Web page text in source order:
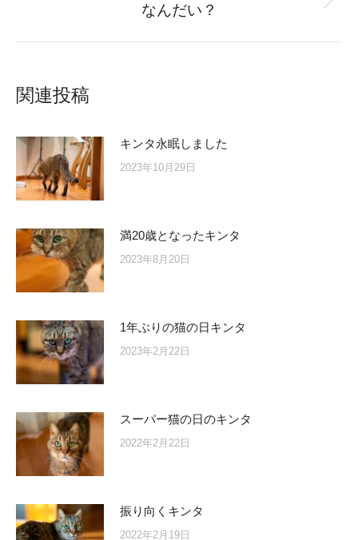
Next
なんだい？
関連投稿
キンタ永眠しました
2023年10月29日
満20歳となったキンタ
2023年8月20日
1年ぶりの猫の日キンタ
2023年2月22日
スーパー猫の日のキンタ
2022年2月22日
振り向くキンタ
2022年2月19日